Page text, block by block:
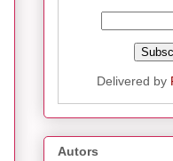
Delivered by
Autors